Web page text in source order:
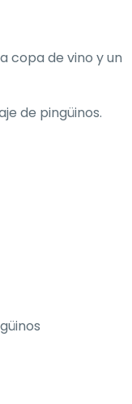
copa de vino y un
de pingüinos.